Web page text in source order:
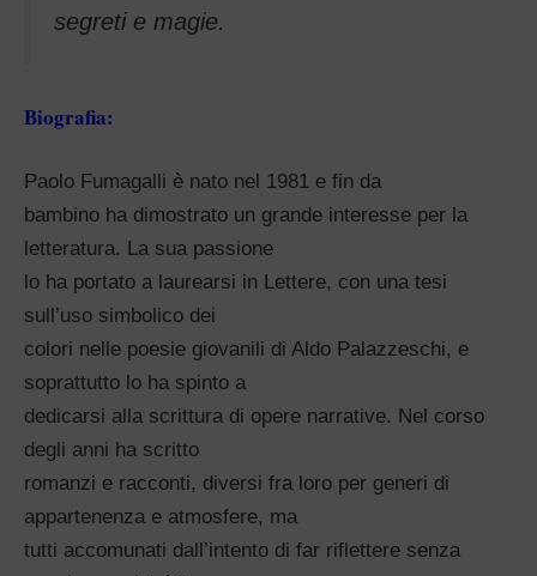
segreti e magie.
Biografia:
Paolo Fumagalli è nato nel 1981 e fin da
bambino ha dimostrato un grande interesse per la
letteratura. La sua passione
lo ha portato a laurearsi in Lettere, con una tesi
sull’uso simbolico dei
colori nelle poesie giovanili di Aldo Palazzeschi, e
soprattutto lo ha spinto a
dedicarsi alla scrittura di opere narrative. Nel corso
degli anni ha scritto
romanzi e racconti, diversi fra loro per generi di
appartenenza e atmosfere, ma
tutti accomunati dall’intento di far riflettere senza